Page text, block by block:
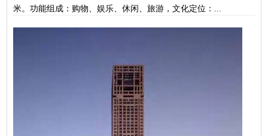
米。功能组成：购物、娱乐、休闲、旅游，文化定位：...